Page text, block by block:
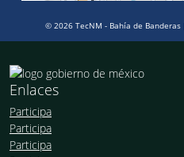
© 2026 TecNM - Bahía de
Enlaces
Participa
Participa
Participa